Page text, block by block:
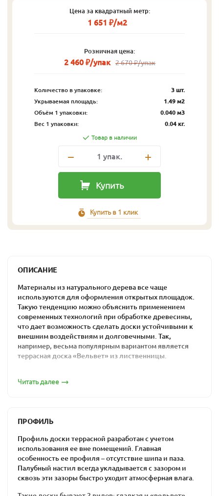
Цена за квадратный метр:
1 651 ₽/м2
Розничная цена:
2 460 ₽/упак 2 670 ₽/упак
Количество в упаковке:
3 шт.
Укрываемая площадь:
1.49 м2
Объём 1 упаковки:
0.040 м3
Вес 1 упаковки:
0.04 кг.
Товар в наличии
1 упак.
Купить
Купить в 1 клик
ОПИСАНИЕ
Материалы из натурального дерева все чаще
используются для оформления открытых площадок.
Такую тенденцию можно объяснить применением
современных технологий при обработке древесины,
что дает возможность сделать доски устойчивыми к
внешним воздействиям и долговечными. Так,
например, весьма популярным вариантом является
террасная доска «Вельвет» из лиственницы.
возможность использовать его в строительстве для
Террасная доска из
лиственницы: профиль
«Вельвет»
Такой вид декинга называют также рифленым ввиду
Читать далее
ПРОФИЛЬ
Профиль доски террасной разработан с учетом
использования ее вне помещений. Главная
особенность ее профиля – отсутствие шипа и паза.
Палубный настил всегда укладывается с зазором и
сквозь эти зазоры быстро уходит атмосферная влага.